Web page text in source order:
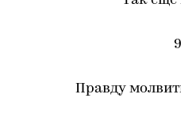
9
Правду